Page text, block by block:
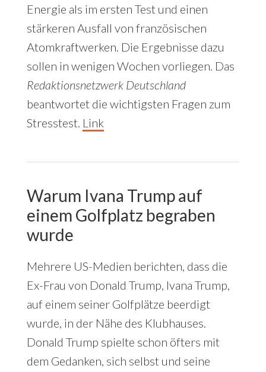
Energie als im ersten Test und einen
stärkeren Ausfall von französischen
Atomkraftwerken. Die Ergebnisse dazu
sollen in wenigen Wochen vorliegen. Das
Redaktionsnetzwerk Deutschland
beantwortet die wichtigsten Fragen zum
Stresstest. Link
Warum Ivana Trump auf
einem Golfplatz begraben
wurde
Mehrere US-Medien berichten, dass die
Ex-Frau von Donald Trump, Ivana Trump,
auf einem seiner Golfplätze beerdigt
wurde, in der Nähe des Klubhauses.
Donald Trump spielte schon öfters mit
dem Gedanken, sich selbst und seine